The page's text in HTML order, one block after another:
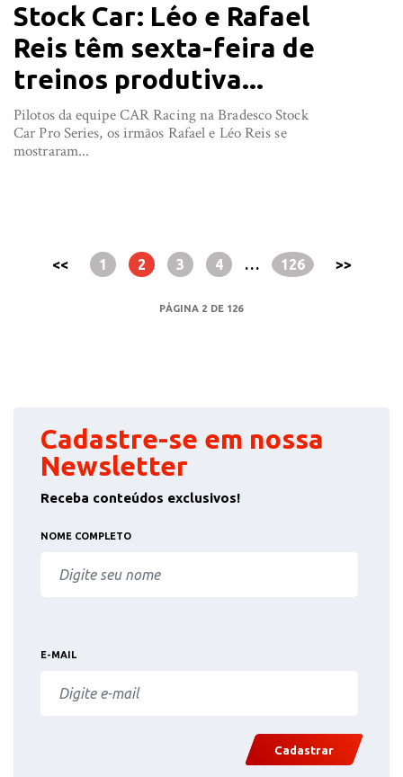
Stock Car: Léo e Rafael
Reis têm sexta-feira de
treinos produtiva...
Pilotos da equipe CAR Racing na Bradesco Stock
Car Pro Series, os irmãos Rafael e Léo Reis se
mostraram...
<< 1 2 3 4 … 126 >>
PÁGINA 2 DE 126
Cadastre-se em nossa
Newsletter
Receba conteúdos exclusivos!
NOME COMPLETO
E-MAIL
Cadastrar